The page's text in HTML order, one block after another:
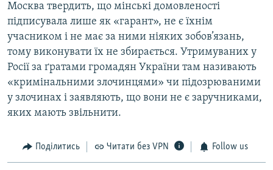
Москва твердить, що мінські домовленості
підписувала лише як «гарант», не є їхнім
учасником і не має за ними ніяких зобов’язань,
тому виконувати їх не збирається. Утримуваних у
Росії за ґратами громадян України там називають
«кримінальними злочинцями» чи підозрюваними
у злочинах і заявляють, що вони не є заручниками,
яких мають звільнити.
Поділитись Читати без VPN Follow us